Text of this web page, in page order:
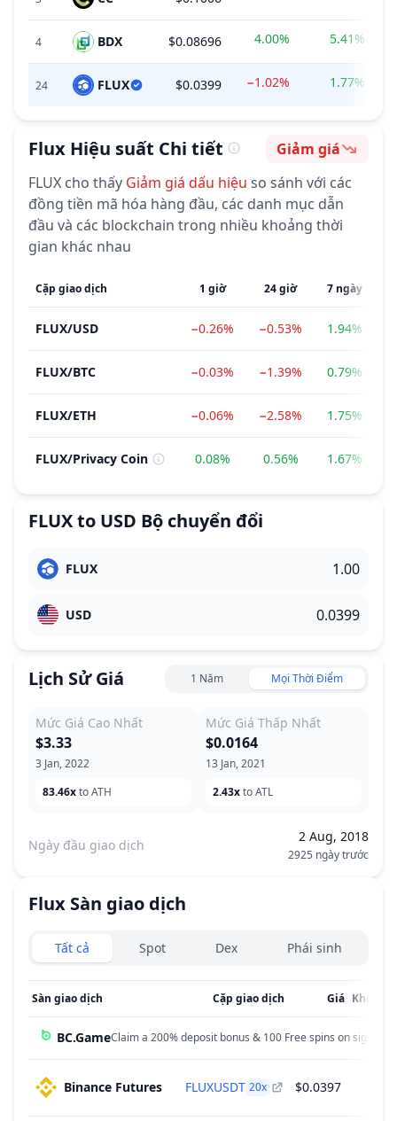
4 BDX $0.08696 4.00% 5.41%
24 FLUX $0.0399 −1.02% 1.77%
Flux Hiệu suất Chi tiết Cảm tính
Giảm giá
FLUX cho thấy Giảm giá dấu hiệu so sánh với các
đồng tiền mã hóa hàng đầu, các danh mục dẫn
đầu và các blockchain trong nhiều khoảng thời
gian khác nhau
Cặp giao dịch 1 giờ 24 giờ 7 ngày
FLUX/USD −0.26% −0.53% 1.94%
FLUX/BTC −0.03% −1.39% 0.79%
FLUX/ETH −0.06% −2.58% 1.75%
FLUX/Privacy Coin 0.08% 0.56% 1.67%
FLUXto USD Bộ chuyển đổi
FLUX
USD
Lịch Sử Giá 1 Năm Mọi Thời Điểm
Mức Giá Cao Nhất
3 Jan, 2022
$3.33
83.46xto ATH
Mức Giá Thấp Nhất
13 Jan, 2021
$0.0164
2.43xto ATL
Ngày đầu giao dịch
2 Aug, 2018
2925 ngày trước
Flux Sàn giao dịch
Exchanges type
Tất cả Spot Dex Phái sinh
Sàn giao dịch Cặp giao dịch Giá Khối
BC.GameClaim a 200% deposit bonus & 100 Free spins on sign up!
Binance Futures FLUXUSDT 20x $0.0397